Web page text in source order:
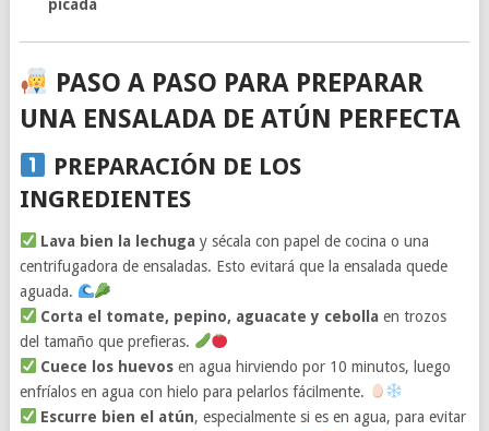
picada
PASO A PASO PARA PREPARAR
UNA ENSALADA DE ATÚN PERFECTA
PREPARACIÓN DE LOS
INGREDIENTES
Lava bien la lechuga y sécala con papel de cocina o una
centrifugadora de ensaladas. Esto evitará que la ensalada quede
aguada.
Corta el tomate, pepino, aguacate y cebolla en trozos
del tamaño que prefieras.
Cuece los huevos en agua hirviendo por 10 minutos, luego
enfríalos en agua con hielo para pelarlos fácilmente.
Escurre bien el atún, especialmente si es en agua, para evitar